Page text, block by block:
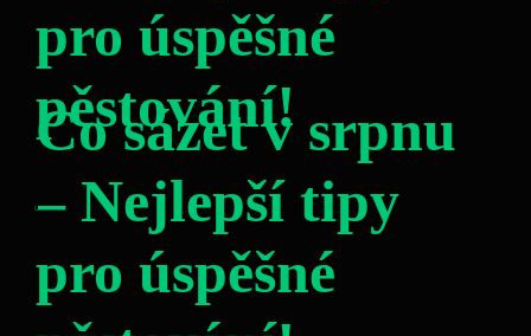
pro úspěšné
pěstování!
Co sázet v srpnu
– Nejlepší tipy
pro úspěšné